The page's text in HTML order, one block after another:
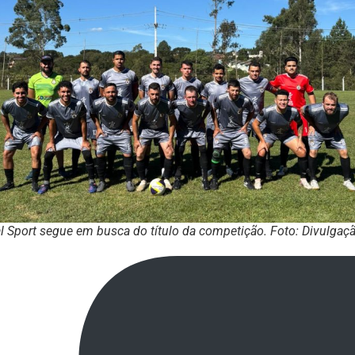
Sport segue em busca do título da competição. Foto: